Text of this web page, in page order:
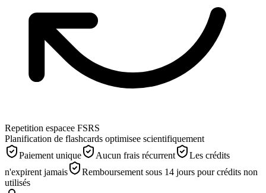
Repetition espacee FSRS
Planification de flashcards optimisee scientifiquement
Paiement unique
Aucun frais récurrent
Les crédits
n'expirent jamais
Remboursement sous 14 jours pour crédits non
utilisés